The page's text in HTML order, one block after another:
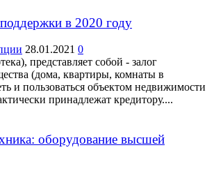
в 2020 году
28.01.2021 0
представляет собой - залог
(дома, квартиры, комнаты в
и пользоваться объектом недвижимости
принадлежат кредитору....
оборудование высшей